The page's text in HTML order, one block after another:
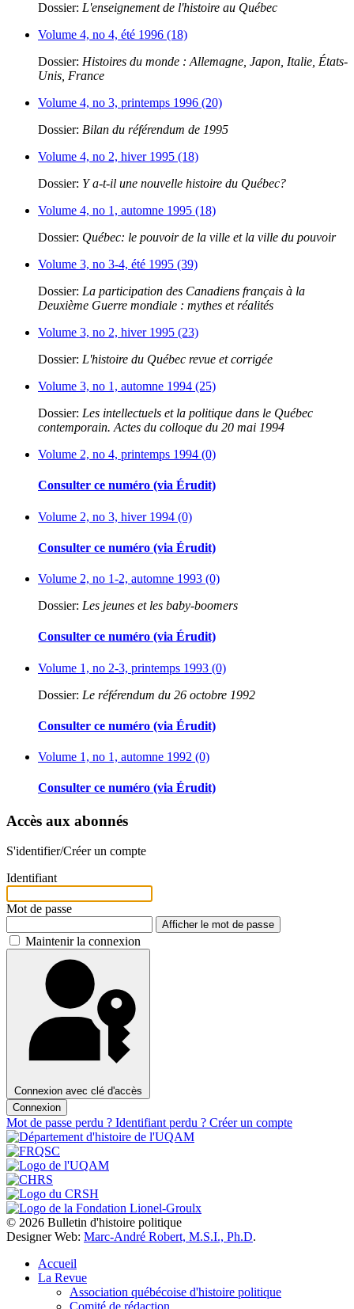
Dossier: L'enseignement de l'histoire au Québec
Volume 4, no 4, été 1996 (18)
Dossier: Histoires du monde : Allemagne, Japon, Italie, États-
Unis, France
Volume 4, no 3, printemps 1996 (20)
Dossier: Bilan du référendum de 1995
Volume 4, no 2, hiver 1995 (18)
Dossier: Y a-t-il une nouvelle histoire du Québec?
Volume 4, no 1, automne 1995 (18)
Dossier: Québec: le pouvoir de la ville et la ville du pouvoir
Volume 3, no 3-4, été 1995 (39)
Dossier: La participation des Canadiens français à la
Deuxième Guerre mondiale : mythes et réalités
Volume 3, no 2, hiver 1995 (23)
Dossier: L'histoire du Québec revue et corrigée
Volume 3, no 1, automne 1994 (25)
Dossier: Les intellectuels et la politique dans le Québec
contemporain. Actes du colloque du 20 mai 1994
Volume 2, no 4, printemps 1994 (0)
Consulter ce numéro (via Érudit)
Volume 2, no 3, hiver 1994 (0)
Consulter ce numéro (via Érudit)
Volume 2, no 1-2, automne 1993 (0)
Dossier: Les jeunes et les baby-boomers
Consulter ce numéro (via Érudit)
Volume 1, no 2-3, printemps 1993 (0)
Dossier: Le référendum du 26 octobre 1992
Consulter ce numéro (via Érudit)
Volume 1, no 1, automne 1992 (0)
Consulter ce numéro (via Érudit)
Accès aux abonnés
S'identifier/Créer un compte
Identifiant
Mot de passe
Afficher le mot de passe
Maintenir la connexion
Connexion avec clé d'accès
Connexion
Mot de passe perdu ? Identifiant perdu ? Créer un compte
© 2026 Bulletin d'histoire politique
Designer Web: Marc-André Robert, M.S.I., Ph.D.
Accueil
La Revue
Association québécoise d'histoire politique